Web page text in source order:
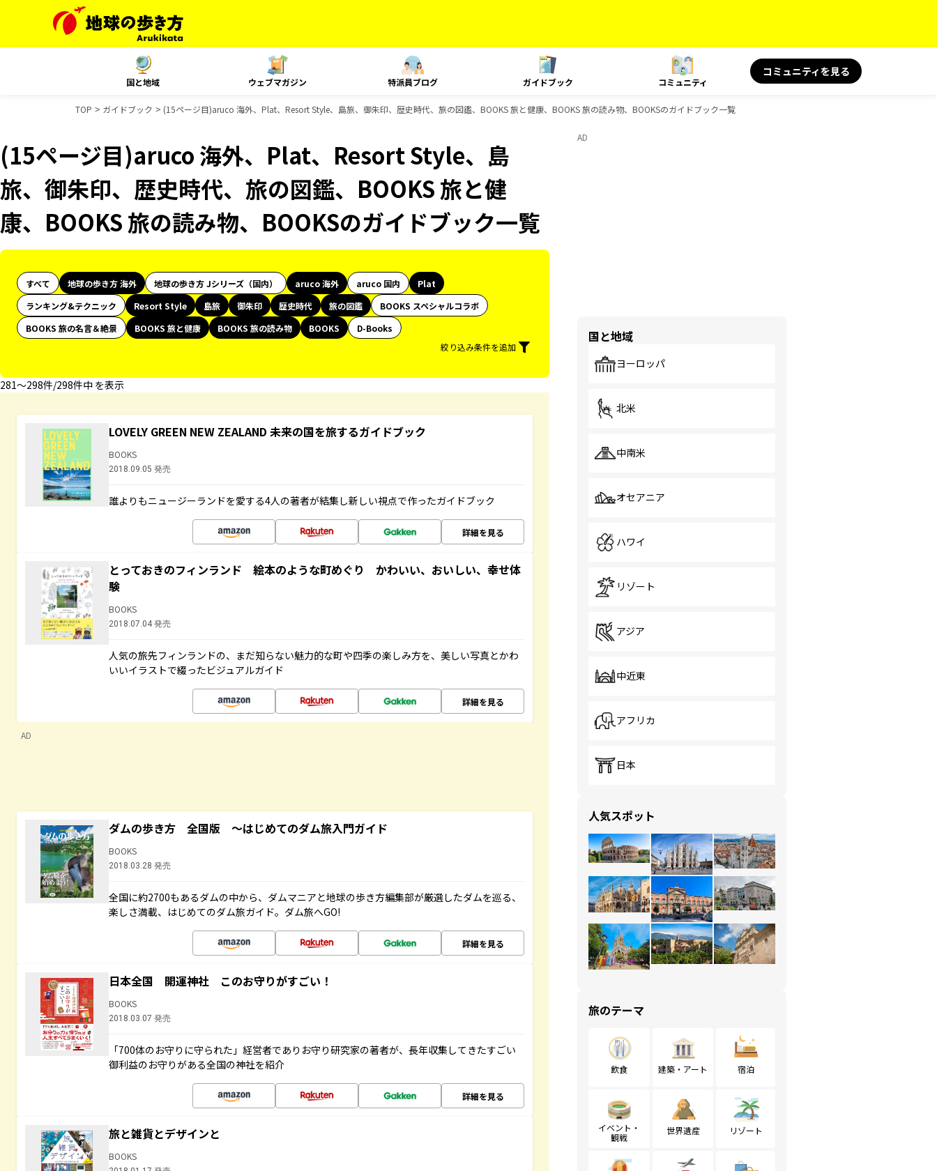
国と地域 ウェブマガジン 特派員ブログ ガイドブック コミュニティ
コミュニティを見る
TOP ガイドブック (15ページ目)aruco 海外、Plat、Resort Style、島旅、御朱印、歴史時代、旅の図鑑、BOOKS 旅と健康、BOOKS 旅の読み物、BOOKSのガイドブック一覧
(15ページ目)aruco 海外、Plat、Resort Style、島
旅、御朱印、歴史時代、旅の図鑑、BOOKS 旅と健
康、BOOKS 旅の読み物、BOOKSのガイドブック一覧
すべて 地球の歩き方 海外 地球の歩き方 Jシリーズ（国内） aruco 海外 aruco 国内
Plat
ランキング&テクニック
Resort Style 島旅 御朱印 歴史時代 旅の図鑑
BOOKS スペシャルコラボ
BOOKS 旅の名言＆絶景
BOOKS 旅と健康 BOOKS 旅の読み物 BOOKS
D-Books
絞り込み条件を追加
281〜298件/298件中 を表示
LOVELY GREEN NEW ZEALAND 未来の国を旅するガイドブック
BOOKS
2018.09.05 発売
誰よりもニュージーランドを愛する4人の著者が結集し新しい視点で作ったガイドブック
詳細を見る
とっておきのフィンランド 絵本のような町めぐり かわいい、おいしい、幸せ体
験
BOOKS
2018.07.04 発売
人気の旅先フィンランドの、まだ知らない魅力的な町や四季の楽しみ方を、美しい写真とかわ
いいイラストで綴ったビジュアルガイド
詳細を見る
AD
ダムの歩き方 全国版 ～はじめてのダム旅入門ガイド
BOOKS
2018.03.28 発売
全国に約2700もあるダムの中から、ダムマニアと地球の歩き方編集部が厳選したダムを巡る、
楽しさ満載、はじめてのダム旅ガイド。ダム旅へGO!
詳細を見る
日本全国 開運神社 このお守りがすごい！
BOOKS
2018.03.07 発売
「700体のお守りに守られた」経営者でありお守り研究家の著者が、長年収集してきたすごい
御利益のお守りがある全国の神社を紹介
詳細を見る
旅と雑貨とデザインと
BOOKS
AD
国と地域
ヨーロッパ
北米
中南米
オセアニア
ハワイ
リゾート
アジア
中近東
アフリカ
日本
人気スポット
旅のテーマ
飲食 建築・アート 宿泊
イベント・
観戦
世界遺産 リゾート